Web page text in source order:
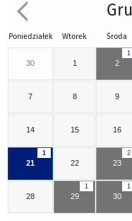
Poniedziałek Wtorek Środa
30 1
1
2
7 8 9
14 15 16
1
21 22
2
23
28
1
29
1
30